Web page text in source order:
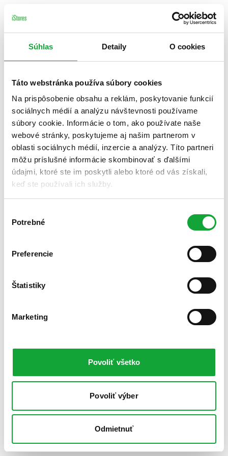
Súhlas Detaily O cookies
Táto webstránka používa súbory cookies
Na prispôsobenie obsahu a reklám, poskytovanie funkcií
sociálnych médií a analýzu návštevnosti používame
súbory cookie. Informácie o tom, ako používate naše
webové stránky, poskytujeme aj našim partnerom v
oblasti sociálnych médií, inzercie a analýzy. Títo partneri
môžu príslušné informácie skombinovať s ďalšími
údajmi, ktoré ste im poskytli alebo ktoré od vás získali,
keď ste používali ich služby.
súhlasu
Potrebné
Preferencie
Štatistiky
Marketing
Povoliť všetko
Povoliť výber
Odmietnuť